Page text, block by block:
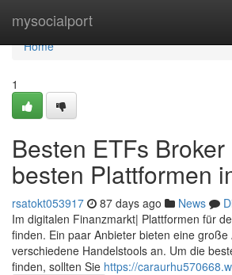
mysocialport
Home
Home
1
Besten ETFs
besten Plattformen
rsatokt053917 87 days ago News
Im digitalen Finanzmarkt| Plattformen für
finden. Ein paar Anbieter bieten eine große
verschiedene Handelstools an. Um die
finden, sollten Sie https://